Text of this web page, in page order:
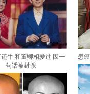
牛 和董卿相爱过 因一
句话被封杀
患